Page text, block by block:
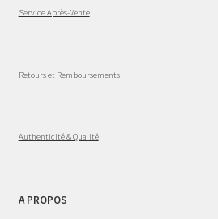
Service Après-Vente
Retours et Remboursements
Authenticité & Qualité
A PROPOS